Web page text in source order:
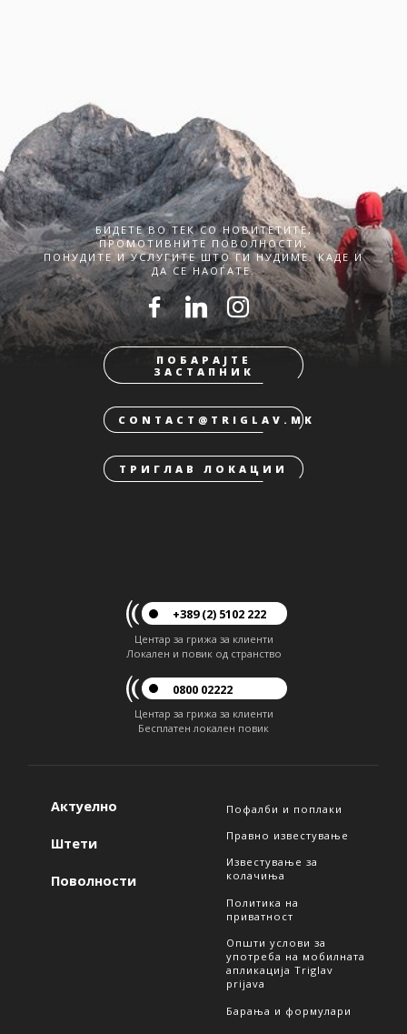
БИДЕТЕ ВО ТЕК СО НОВИТЕТИТЕ,
ПРОМОТИВНИТЕ ПОВОЛНОСТИ,
ПОНУДИТЕ И УСЛУГИТЕ ШТО ГИ НУДИМЕ. КАДЕ И
ДА СЕ НАОЃАТЕ.
ПОБАРАЈТЕ
ЗАСТАПНИК
CONTACT@TRIGLAV.MK
ТРИГЛАВ ЛОКАЦИИ
+389 (2) 5102 222
Центар за грижа за клиенти
Локален и повик од странство
0800 02222
Центар за грижа за клиенти
Бесплатен локален повик
Актуелно
Штети
Поволности
Пофалби и поплаки
Правно известување
Известување за
колачиња
Политика на
приватност
Општи услови за
употреба на мобилната
апликација Triglav
prijava
Барања и формулари